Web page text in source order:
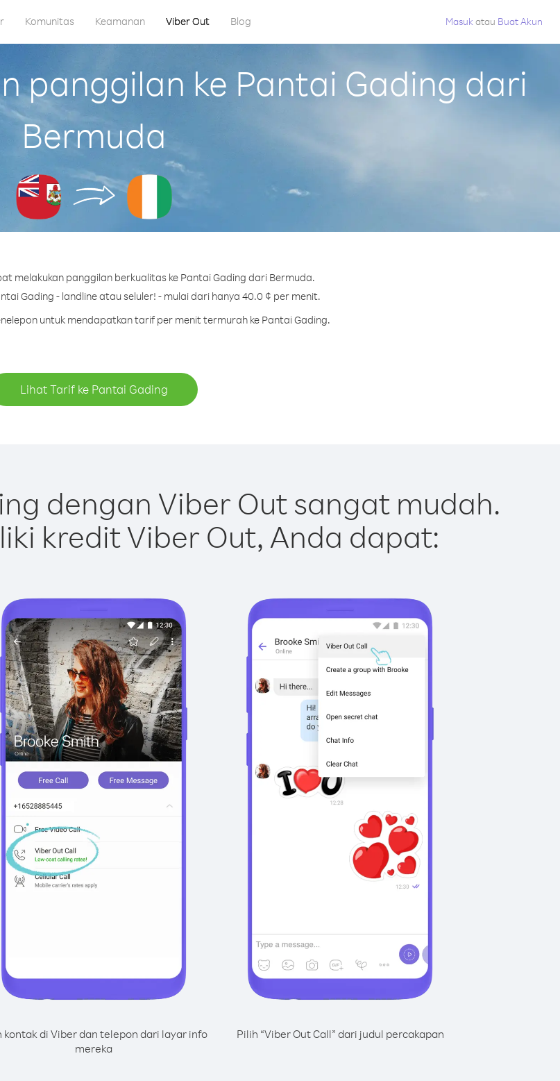
Komunitas Keamanan Viber Out Blog Masuk atau Buat Akun
panggilan ke Pantai Gading dari
Bermuda
melakukan panggilan berkualitas ke Pantai Gading dari Bermuda.
Gading - landline atau seluler! - mulai dari hanya 40.0 ¢ per menit.
untuk mendapatkan tarif per menit termurah ke Pantai Gading.
Lihat Tarif ke Pantai Gading
dengan Viber Out sangat mudah.
kredit Viber Out, Anda dapat:
kontak di Viber dan telepon dari layar info
mereka
Pilih “Viber Out Call” dari judul percakapan